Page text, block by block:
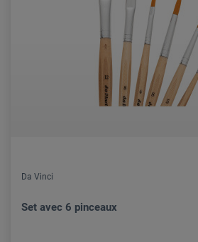
Da Vinci
Set avec 6 pinceaux